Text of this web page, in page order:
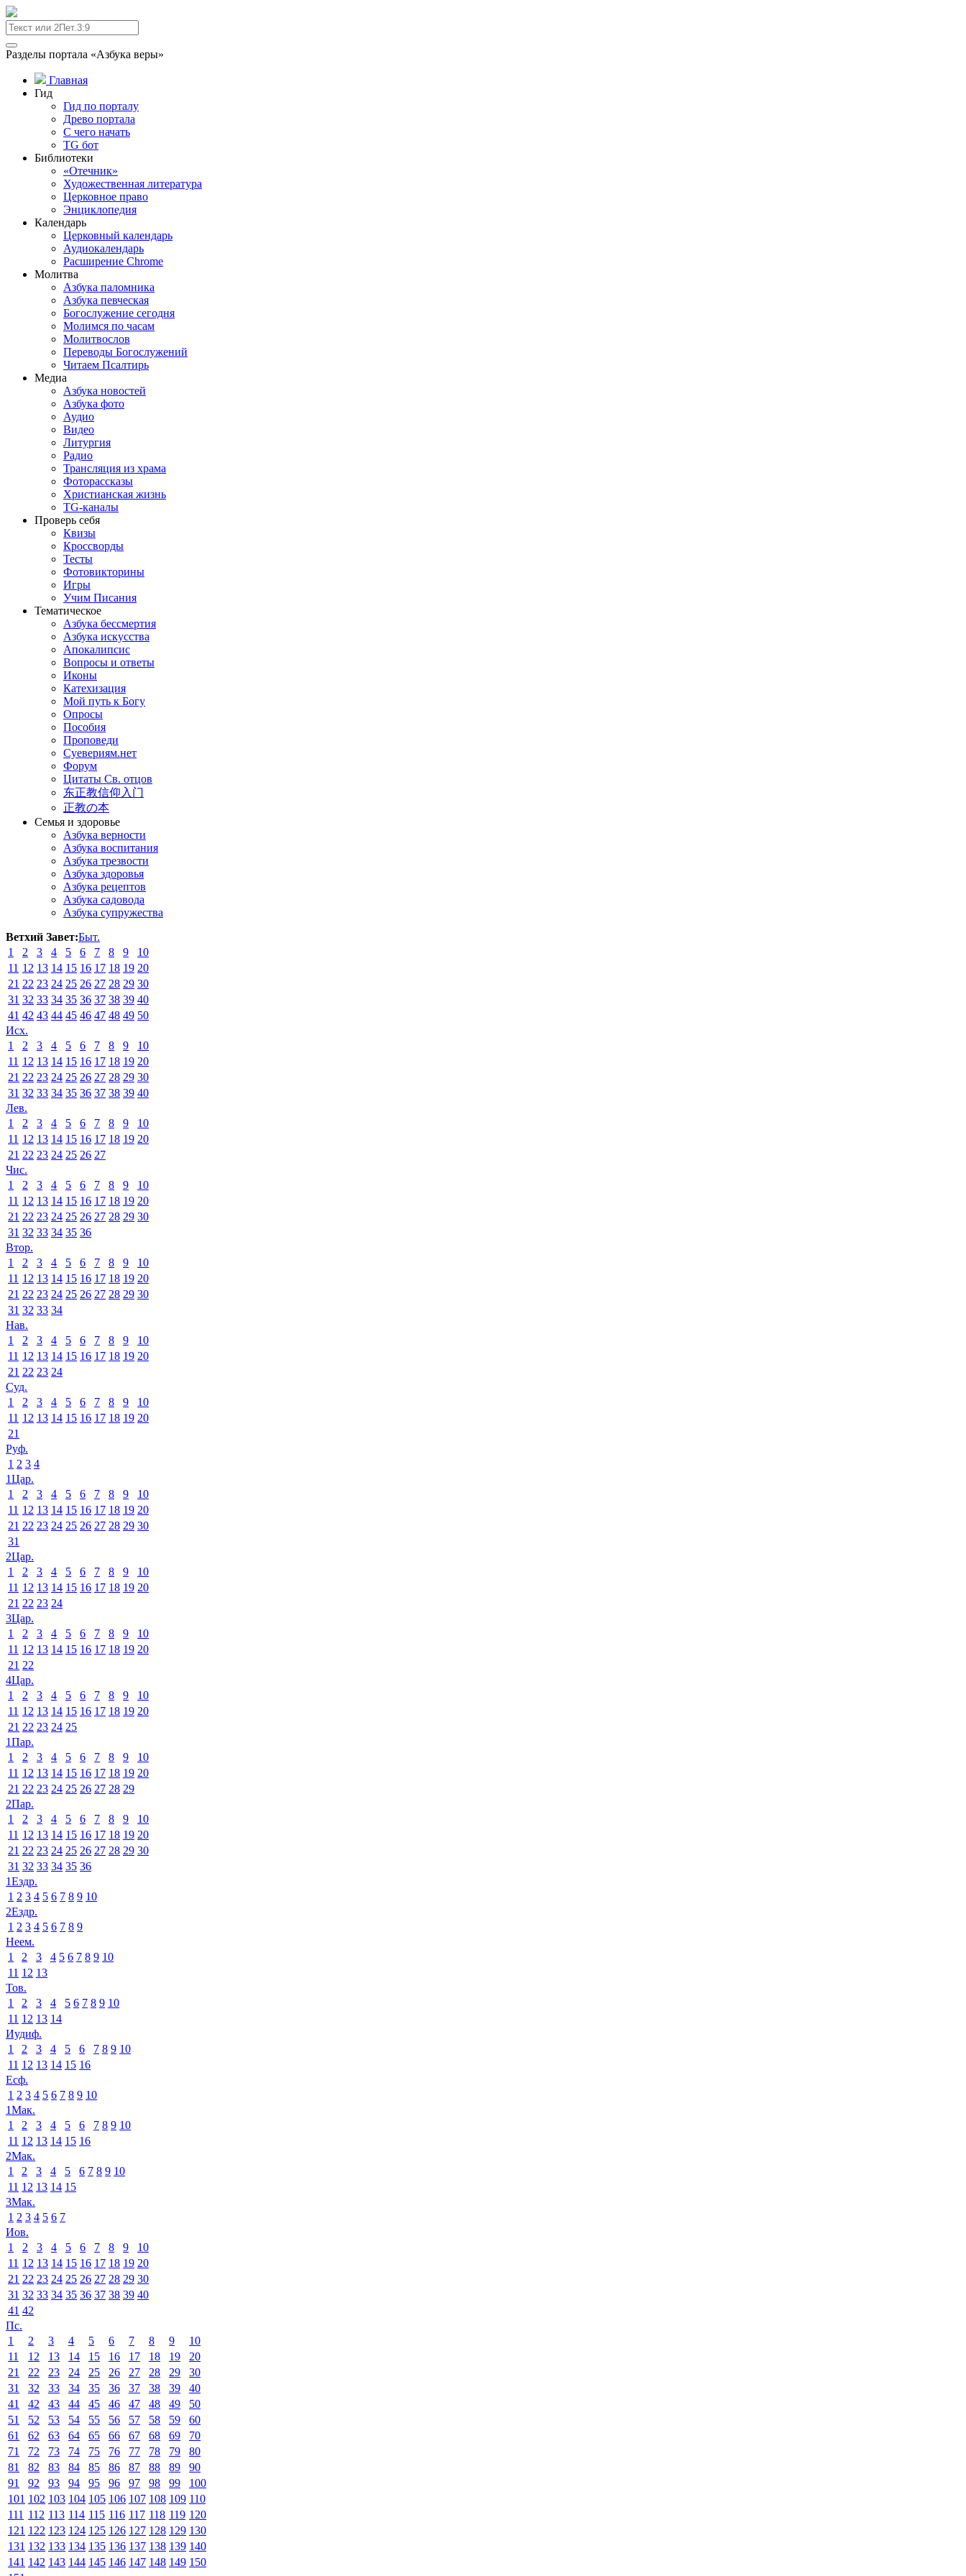
Разделы портала «Азбука веры»
Главная
Гид
Гид по порталу
Древо портала
С чего начать
TG бот
Библиотеки
«Отечник»
Художественная литература
Церковное право
Энциклопедия
Календарь
Церковный календарь
Аудиокалендарь
Расширение Chrome
Молитва
Азбука паломника
Азбука певческая
Богослужение сегодня
Молимся по часам
Молитвослов
Переводы Богослужений
Читаем Псалтирь
Медиа
Азбука новостей
Азбука фото
Аудио
Видео
Литургия
Радио
Трансляция из храма
Фоторассказы
Христианская жизнь
TG-каналы
Проверь себя
Квизы
Кроссворды
Тесты
Фотовикторины
Игры
Учим Писания
Тематическое
Азбука бессмертия
Азбука искусства
Апокалипсис
Вопросы и ответы
Иконы
Катехизация
Мой путь к Богу
Опросы
Пособия
Проповеди
Суевериям.нет
Форум
Цитаты Св. отцов
东正教信仰入门
正教の本
Семья и здоровье
Азбука верности
Азбука воспитания
Азбука трезвости
Азбука здоровья
Азбука рецептов
Азбука садовода
Азбука супружества
Ветхий Завет:Быт.
1
2 3 4 5 6 7 8 9
10
11 12 13 14 15 16 17 18 19 20
21 22 23 24 25 26 27 28 29 30
31 32 33 34 35 36 37 38 39 40
41 42 43 44 45 46 47 48 49 50
Исх.
1
2 3 4 5 6 7 8 9
10
11 12 13 14 15 16 17 18 19 20
21 22 23 24 25 26 27 28 29 30
31 32 33 34 35 36 37 38 39 40
Лев.
1
2 3 4 5 6 7 8 9
10
11 12 13 14 15 16 17 18 19 20
21 22 23 24 25 26 27
Чис.
1
2 3 4 5 6 7 8 9
10
11 12 13 14 15 16 17 18 19 20
21 22 23 24 25 26 27 28 29 30
31 32 33 34 35 36
Втор.
1
2 3 4 5 6 7 8 9
10
11 12 13 14 15 16 17 18 19 20
21 22 23 24 25 26 27 28 29 30
31 32 33 34
Нав.
1
2 3 4 5 6 7 8 9
10
11 12 13 14 15 16 17 18 19 20
21 22 23 24
Суд.
1
2 3 4 5 6 7 8 9
10
11 12 13 14 15 16 17 18 19 20
21
Руф.
1 2 3 4
1Цар.
1
2 3 4 5 6 7 8 9
10
11 12 13 14 15 16 17 18 19 20
21 22 23 24 25 26 27 28 29 30
31
2Цар.
1
2 3 4 5 6 7 8 9
10
11 12 13 14 15 16 17 18 19 20
21 22 23 24
3Цар.
1
2 3 4 5 6 7 8 9
10
11 12 13 14 15 16 17 18 19 20
21 22
4Цар.
1
2 3 4 5 6 7 8 9
10
11 12 13 14 15 16 17 18 19 20
21 22 23 24 25
1Пар.
1
2 3 4 5 6 7 8 9
10
11 12 13 14 15 16 17 18 19 20
21 22 23 24 25 26 27 28 29
2Пар.
1
2 3 4 5 6 7 8 9
10
11 12 13 14 15 16 17 18 19 20
21 22 23 24 25 26 27 28 29 30
31 32 33 34 35 36
1Ездр.
1 2 3 4 5 6 7 8 9 10
2Ездр.
1 2 3 4 5 6 7 8 9
Неем.
1
2 3 4 5 6 7 8 9 10
11 12 13
Тов.
1
2 3 4 5 6 7 8 9 10
11 12 13 14
Иудиф.
1
2 3 4 5 6 7 8 9 10
11 12 13 14 15 16
Есф.
1 2 3 4 5 6 7 8 9 10
1Мак.
1
2 3 4 5 6 7 8 9 10
11 12 13 14 15 16
2Мак.
1
2 3 4 5 6 7 8 9 10
11 12 13 14 15
3Мак.
1 2 3 4 5 6 7
Иов.
1
2 3 4 5 6 7 8 9
10
11 12 13 14 15 16 17 18 19 20
21 22 23 24 25 26 27 28 29 30
31 32 33 34 35 36 37 38 39 40
41 42
Пс.
1
2 3 4 5 6 7 8 9
10
11
12 13 14 15 16 17 18 19
20
21
22 23 24 25 26 27 28 29
30
31
32 33 34 35 36 37 38 39
40
41
42 43 44 45 46 47 48 49
50
51
52 53 54 55 56 57 58 59
60
61
62 63 64 65 66 67 68 69
70
71
72 73 74 75 76 77 78 79
80
81
82 83 84 85 86 87 88 89
90
91
92 93 94 95 96 97 98 99
100
101 102 103 104 105 106 107 108 109 110
111 112 113 114 115 116 117 118 119 120
121 122 123 124 125 126 127 128 129 130
131 132 133 134 135 136 137 138 139 140
141 142 143 144 145 146 147 148 149 150